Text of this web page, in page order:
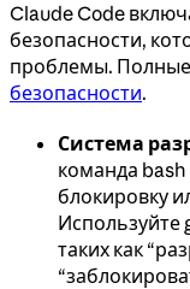
Claude Code
безопасности,
проблемы. Полные
безопасности.
Система
команда
блокировку
Используйте
таких как